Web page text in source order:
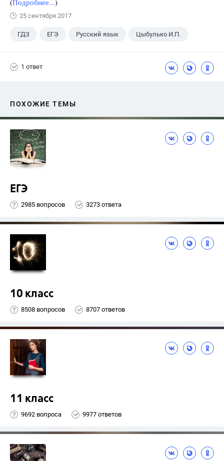
25 сентября 2017
ГДЗ ЕГЭ Русский язык Цыбулько И.П.
1 ответ
ПОХОЖИЕ ТЕМЫ
ЕГЭ
2985 вопросов 3273 ответа
10 класс
8508 вопросов 8707 ответов
11 класс
9692 вопроса 9977 ответов